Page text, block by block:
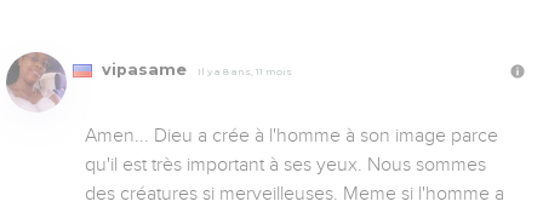
vipasame Il y a 8 ans, 11 mois
Amen... Dieu a crée à l'homme à son image parce
qu'il est très important à ses yeux. Nous sommes
des créatures si merveilleuses. Meme si l'homme a